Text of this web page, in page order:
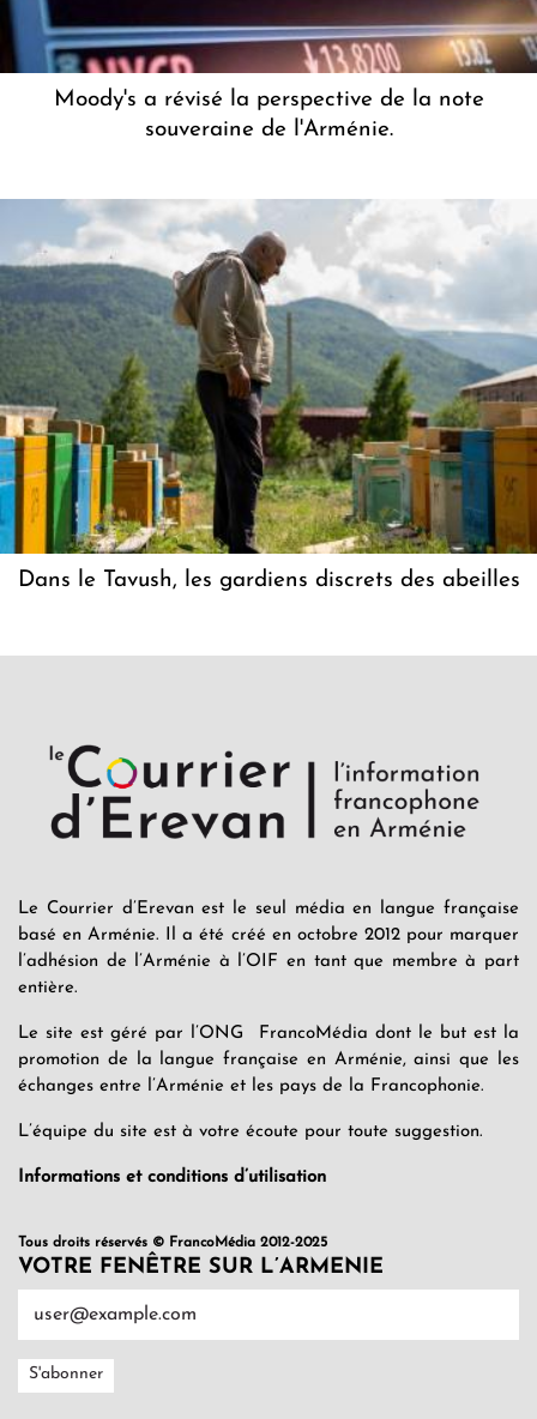
Moody's a révisé la perspective de la note
souveraine de l'Arménie.
Dans le Tavush, les gardiens discrets des abeilles
Le Courrier d’Erevan est le seul média en langue française
basé en Arménie. Il a été créé en octobre 2012 pour marquer
l’adhésion de l’Arménie à l’OIF en tant que membre à part
entière.
Le site est géré par l’ONG FrancoMédia dont le but est la
promotion de la langue française en Arménie, ainsi que les
échanges entre l’Arménie et les pays de la Francophonie.
L’équipe du site est à votre écoute pour toute suggestion.
Informations et conditions d’utilisation
Tous droits réservés © FrancoMédia 2012-2025
VOTRE FENÊTRE SUR L’ARMENIE